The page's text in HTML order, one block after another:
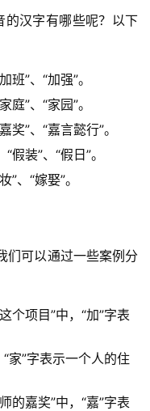
汉字有哪些呢？以下
”、“加强”。
”、“家园”。
”、“嘉言懿行”。
装”、“假日”。
、“嫁娶”。
可以通过一些案例分
个项目”中，“加”字表
家”字表示一个人的住
的嘉奖”中，“嘉”字表